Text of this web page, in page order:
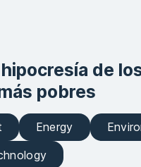
de
pobres
Energy